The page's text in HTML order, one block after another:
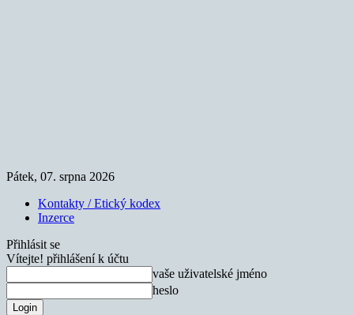
Pátek, 07. srpna 2026
Kontakty / Etický kodex
Inzerce
Přihlásit se
Vítejte! přihlášení k účtu
vaše uživatelské jméno
heslo